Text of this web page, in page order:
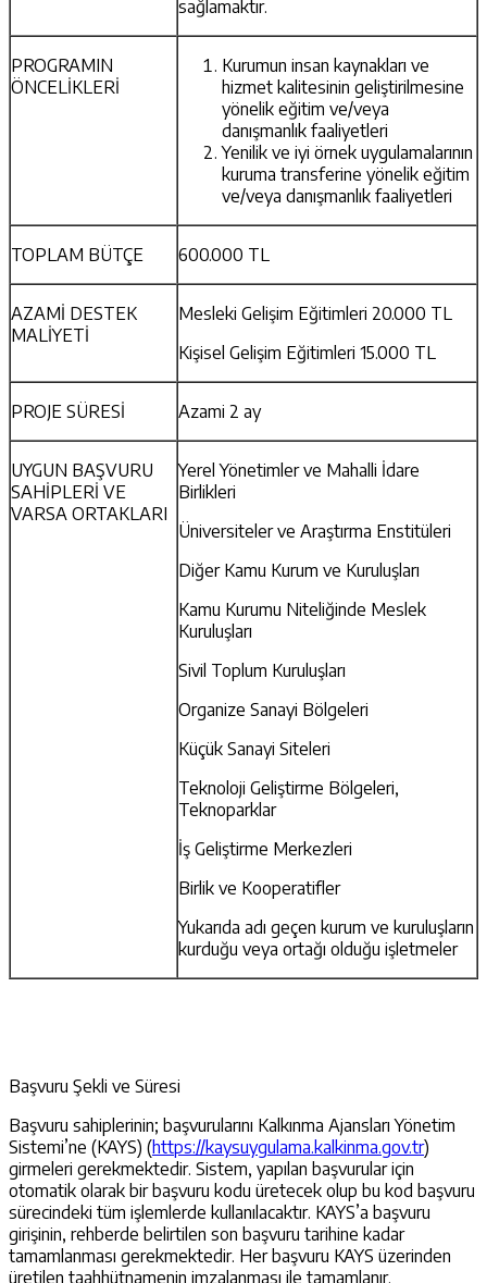
sağlamaktır.
PROGRAMIN
ÖNCELİKLERİ
Kurumun insan kaynakları ve
hizmet kalitesinin geliştirilmesine
yönelik eğitim ve/veya
danışmanlık faaliyetleri
Yenilik ve iyi örnek uygulamalarının
kuruma transferine yönelik eğitim
ve/veya danışmanlık faaliyetleri
TOPLAM BÜTÇE 600.000 TL
AZAMİ DESTEK
MALİYETİ
Mesleki Gelişim Eğitimleri 20.000 TL
Kişisel Gelişim Eğitimleri 15.000 TL
PROJE SÜRESİ Azami 2 ay
UYGUN BAŞVURU
SAHİPLERİ VE
VARSA ORTAKLARI
Yerel Yönetimler ve Mahalli İdare
Birlikleri
Üniversiteler ve Araştırma Enstitüleri
Diğer Kamu Kurum ve Kuruluşları
Kamu Kurumu Niteliğinde Meslek
Kuruluşları
Sivil Toplum Kuruluşları
Organize Sanayi Bölgeleri
Küçük Sanayi Siteleri
Teknoloji Geliştirme Bölgeleri,
Teknoparklar
İş Geliştirme Merkezleri
Birlik ve Kooperatifler
Yukarıda adı geçen kurum ve kuruluşların
kurduğu veya ortağı olduğu işletmeler
Başvuru Şekli ve Süresi
Başvuru sahiplerinin; başvurularını Kalkınma Ajansları Yönetim
Sistemi’ne (KAYS) (https://kaysuygulama.kalkinma.gov.tr)
girmeleri gerekmektedir. Sistem, yapılan başvurular için
otomatik olarak bir başvuru kodu üretecek olup bu kod başvuru
sürecindeki tüm işlemlerde kullanılacaktır. KAYS’a başvuru
girişinin, rehberde belirtilen son başvuru tarihine kadar
tamamlanması gerekmektedir. Her başvuru KAYS üzerinden
üretilen taahhütnamenin imzalanması ile tamamlanır.